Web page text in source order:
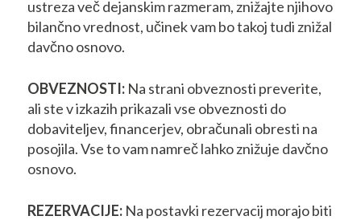
ustreza več dejanskim razmeram, znižajte njihovo
bilančno vrednost, učinek vam bo takoj tudi znižal
davčno osnovo.
OBVEZNOSTI: Na strani obveznosti preverite,
ali ste v izkazih prikazali vse obveznosti do
dobaviteljev, financerjev, obračunali obresti na
posojila. Vse to vam namreč lahko znižuje davčno
osnovo.
REZERVACIJE: Na postavki rezervacij morajo biti